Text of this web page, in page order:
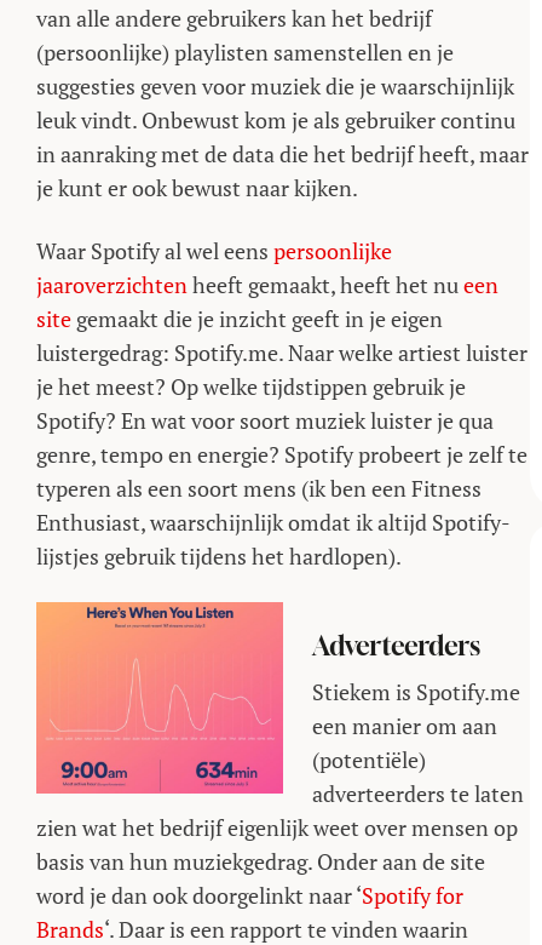
van alle andere gebruikers kan het bedrijf
(persoonlijke) playlisten samenstellen en je
suggesties geven voor muziek die je waarschijnlijk
leuk vindt. Onbewust kom je als gebruiker continu
in aanraking met de data die het bedrijf heeft, maar
je kunt er ook bewust naar kijken.
Waar Spotify al wel eens persoonlijke
jaaroverzichtenheeft gemaakt, heeft het nueen
site gemaakt die je inzicht geeft in je eigen
luistergedrag: Spotify.me. Naar welke artiest luister
je het meest? Op welke tijdstippen gebruik je
Spotify? En wat voor soort muziek luister je qua
genre, tempo en energie? Spotify probeert je zelf te
typeren als een soort mens (ik ben een Fitness
Enthusiast, waarschijnlijk omdat ik altijd Spotify-
lijstjes gebruik tijdens het hardlopen).
Adverteerders
Stiekem is Spotify.me
een manier om aan
(potentiële)
adverteerders te laten
zien wat het bedrijf eigenlijk weet over mensen op
basis van hun muziekgedrag. Onder aan de site
word je dan ook doorgelinkt naar ‘Spotify for
Brands‘. Daar is een rapport te vinden waarin